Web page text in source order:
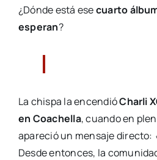
¿Dónde está esecuarto
esperan?
La chispa la encendióCharli
en Coachella, cuando en
apareció un mensaje directo:
Desde entonces, la